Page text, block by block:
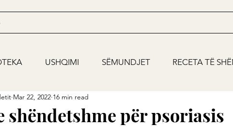
USHQIMI SËMUNDJET RECETA TË
shëndetshme për psoriasis
Mar 22, 2022 16 min read